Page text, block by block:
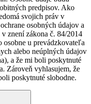
predpisov. Ako
svojich práv v
osobných údajov a
znení zákona č. 84/2014
osobne u prevádzkovateľa
alebo neúplných údajov
a že mi boli poskytnuté
Zároveň vyhlasujem, že
poskytnuté slobodne.